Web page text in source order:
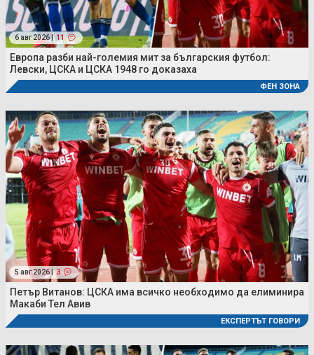
6 авг 2026 | 11
Европа разби най-големия мит за българския футбол:
Левски, ЦСКА и ЦСКА 1948 го доказаха
ФЕН ЗОНА
5 авг 2026 | 3
Петър Витанов: ЦСКА има всичко необходимо да елиминира
Макаби Тел Авив
ЕКСПЕРТЪТ ГОВОРИ